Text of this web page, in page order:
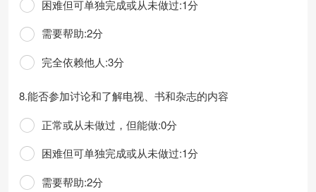
困难但可单独完成或从未做过:1分
需要帮助:2分
完全依赖他人:3分
8.能否参加讨论和了解电视、书和杂志的内容
正常或从未做过，但能做:0分
困难但可单独完成或从未做过:1分
需要帮助:2分